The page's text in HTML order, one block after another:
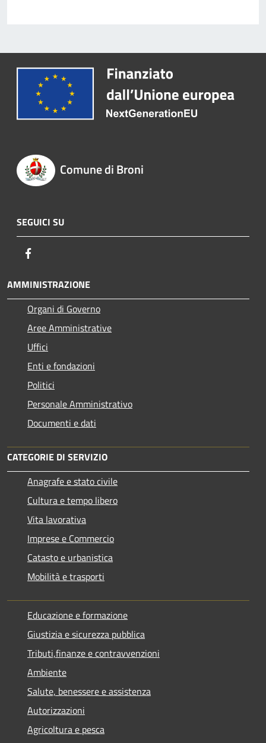
Comune di Broni
SEGUICI SU
AMMINISTRAZIONE
Organi di Governo
Aree Amministrative
Uffici
Enti e fondazioni
Politici
Personale Amministrativo
Documenti e dati
CATEGORIE DI SERVIZIO
Anagrafe e stato civile
Cultura e tempo libero
Vita lavorativa
Imprese e Commercio
Catasto e urbanistica
Mobilità e trasporti
Educazione e formazione
Giustizia e sicurezza pubblica
Tributi,finanze e contravvenzioni
Ambiente
Salute, benessere e assistenza
Autorizzazioni
Agricoltura e pesca